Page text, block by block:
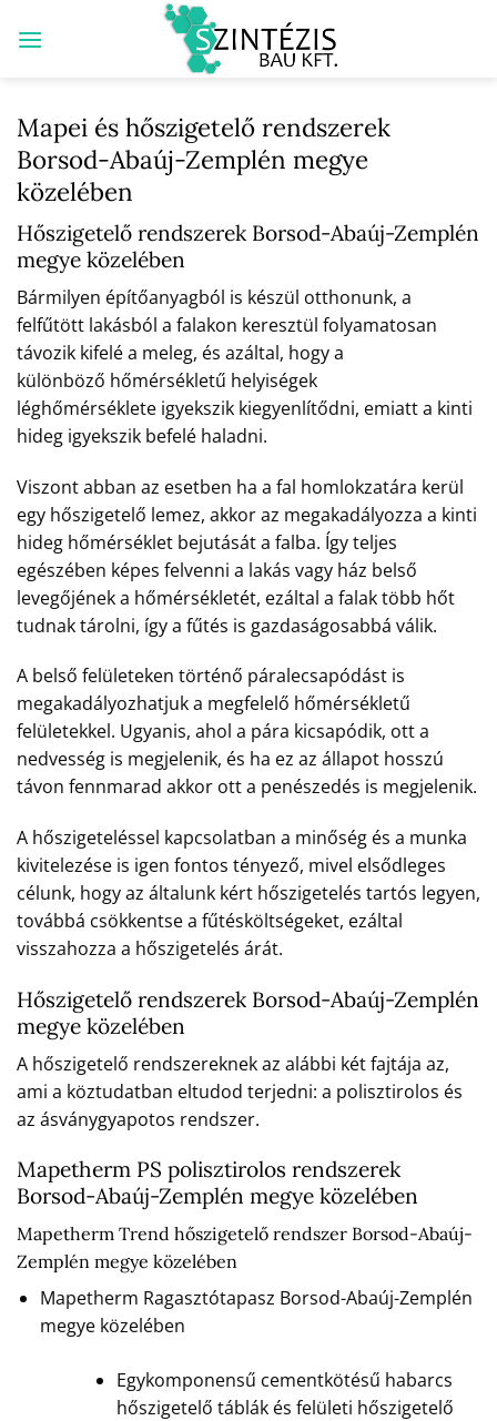
Mapei és hőszigetelő rendszerek
Borsod-Abaúj-Zemplén megye
közelében
Hőszigetelő rendszerek Borsod-Abaúj-Zemplén
megye közelében
Bármilyen építőanyagból is készül otthonunk, a
felfűtött lakásból a falakon keresztül folyamatosan
távozik kifelé a meleg, és azáltal, hogy a
különböző hőmérsékletű helyiségek
léghőmérséklete igyekszik kiegyenlítődni, emiatt a kinti
hideg igyekszik befelé haladni.
Viszont abban az esetben ha a fal homlokzatára kerül
egy hőszigetelő lemez, akkor az megakadályozza a kinti
hideg hőmérséklet bejutását a falba. Így teljes
egészében képes felvenni a lakás vagy ház belső
levegőjének a hőmérsékletét, ezáltal a falak több hőt
tudnak tárolni, így a fűtés is gazdaságosabbá válik.
A belső felületeken történő páralecsapódást is
megakadályozhatjuk a megfelelő hőmérsékletű
felületekkel. Ugyanis, ahol a pára kicsapódik, ott a
nedvesség is megjelenik, és ha ez az állapot hosszú
távon fennmarad akkor ott a penészedés is megjelenik.
A hőszigeteléssel kapcsolatban a minőség és a munka
kivitelezése is igen fontos tényező, mivel elsődleges
célunk, hogy az általunk kért hőszigetelés tartós legyen,
továbbá csökkentse a fűtésköltségeket, ezáltal
visszahozza a hőszigetelés árát.
Hőszigetelő rendszerek Borsod-Abaúj-Zemplén
megye közelében
A hőszigetelő rendszereknek az alábbi két fajtája az,
ami a köztudatban eltudod terjedni: a polisztirolos és
az ásványgyapotos rendszer.
Mapetherm PS polisztirolos rendszerek
Borsod-Abaúj-Zemplén megye közelében
Mapetherm Trend hőszigetelő rendszer Borsod-Abaúj-
Zemplén megye közelében
Mapetherm Ragasztótapasz Borsod-Abaúj-Zemplén
megye közelében
Egykomponensű cementkötésű habarcs
hőszigetelő táblák és felületi hőszigetelő